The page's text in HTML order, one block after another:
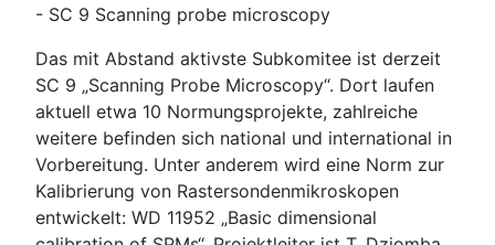
- SC 9 Scanning probe microscopy
Das mit Abstand aktivste Subkomitee ist derzeit
SC 9 „Scanning Probe Microscopy“. Dort laufen
aktuell etwa 10 Normungsprojekte, zahlreiche
weitere befinden sich national und international in
Vorbereitung. Unter anderem wird eine Norm zur
Kalibrierung von Rastersondenmikroskopen
entwickelt: WD 11952 „Basic dimensional